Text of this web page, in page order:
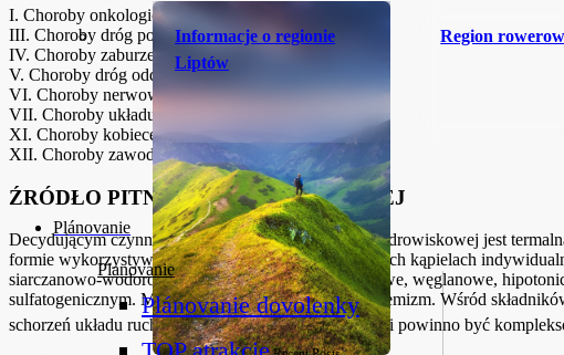
Informacje o regionie
Liptów
Region
Plánovanie
Planovanie
Plánovanie dovolenky
I. Choroby onkologiczne
III. Choroby dróg pokarmowych
IV. Choroby zaburzeń wymiany materii
V. Choroby dróg oddechowych z wyjatkiem gruźlicy
VI. Choroby nerwowe
VII. Choroby układu ruchowego
XI. Choroby kobiece
XII. Choroby zawodowe
ŹRÓDŁO PITNEJ WODY MINERALNEJ
Decydującym czynnikiem w kompleksowej kuracji uzdrowiskowej jest
formie wykorzystywana w basenach oraz we wszystkich kąpielach
siarczanowo-wodorowęglanowe, wapienno-magnezowe, węglanowe,
sulfatogenicznym. Mają słaby wapienno-suflatowy chemizm. Wśród
schorzeń układu ruchu i chorób ginekologicznych jest i powinno być